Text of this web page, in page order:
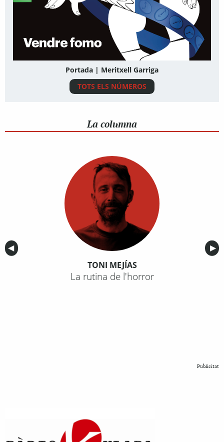
Portada | Meritxell Garriga
TOTS ELS NÚMEROS
La columna
Anterior
◀︎ ▶︎
TONI MEJÍAS
La rutina de l'horror
Publicitat